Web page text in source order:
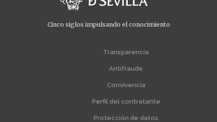
Cinco siglos impulsando el conocimiento
Transparencia
Antifraude
Convivencia
Perfil del contratante
Protección de datos